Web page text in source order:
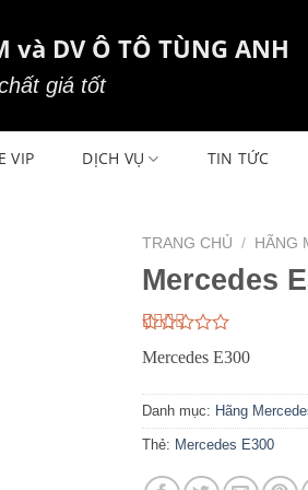
và DV Ô TÔ TÙNG ANH
giá tốt
VIP DỊCH VỤ TIN TỨC
TRANG CHỦ / HÃNG
Mercedes
2.33
trên
dựa
trên
24
đánh
giá
Mercedes E300
Danh mục: Hãng
Thẻ: Mercedes E300